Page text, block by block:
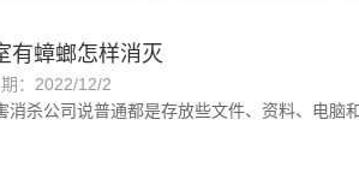
有蟑螂怎样消灭
期：2022/12/2
消杀公司说普通都是存放些文件、资料、电